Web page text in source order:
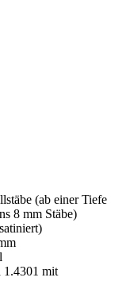
(ab einer Tiefe
8 mm Stäbe)
1.4301 mit